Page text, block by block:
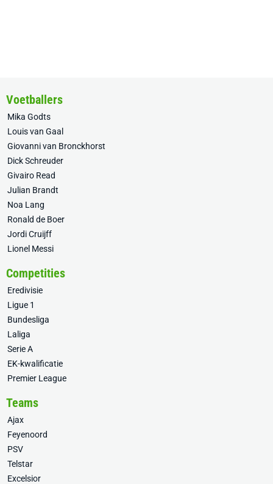
Voetballers
Mika Godts
Louis van Gaal
Giovanni van Bronckhorst
Dick Schreuder
Givairo Read
Julian Brandt
Noa Lang
Ronald de Boer
Jordi Cruijff
Lionel Messi
Competities
Eredivisie
Ligue 1
Bundesliga
Laliga
Serie A
EK-kwalificatie
Premier League
Teams
Ajax
Feyenoord
PSV
Telstar
Excelsior